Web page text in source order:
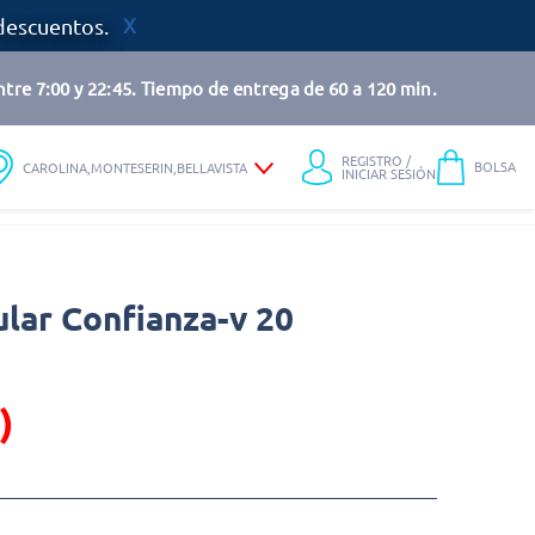
7:00 y 22:45. Tiempo de entrega de 60 a 120 min.
CAROLINA,MONTESERIN,BELLAVISTA REGISTRO /
INICIAR SESIÓN BOLSA
Confianza-v 20